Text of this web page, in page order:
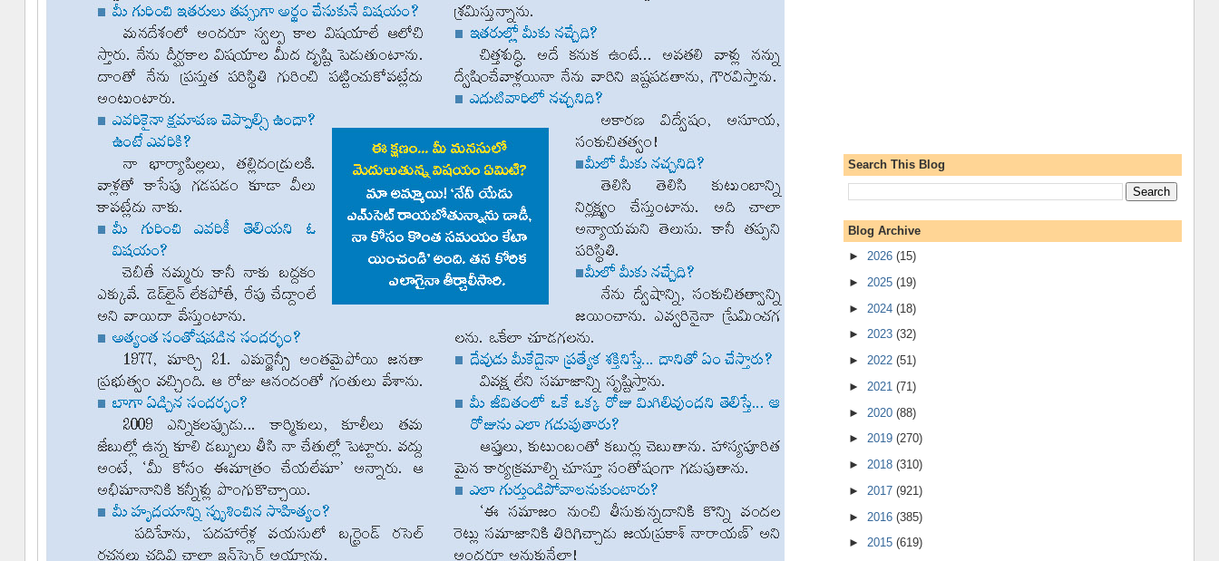
Search This Blog
Blog Archive
► 2026 (15)
► 2025 (19)
► 2024 (18)
► 2023 (32)
► 2022 (51)
► 2021 (71)
► 2020 (88)
► 2019 (270)
► 2018 (310)
► 2017 (921)
► 2016 (385)
► 2015 (619)